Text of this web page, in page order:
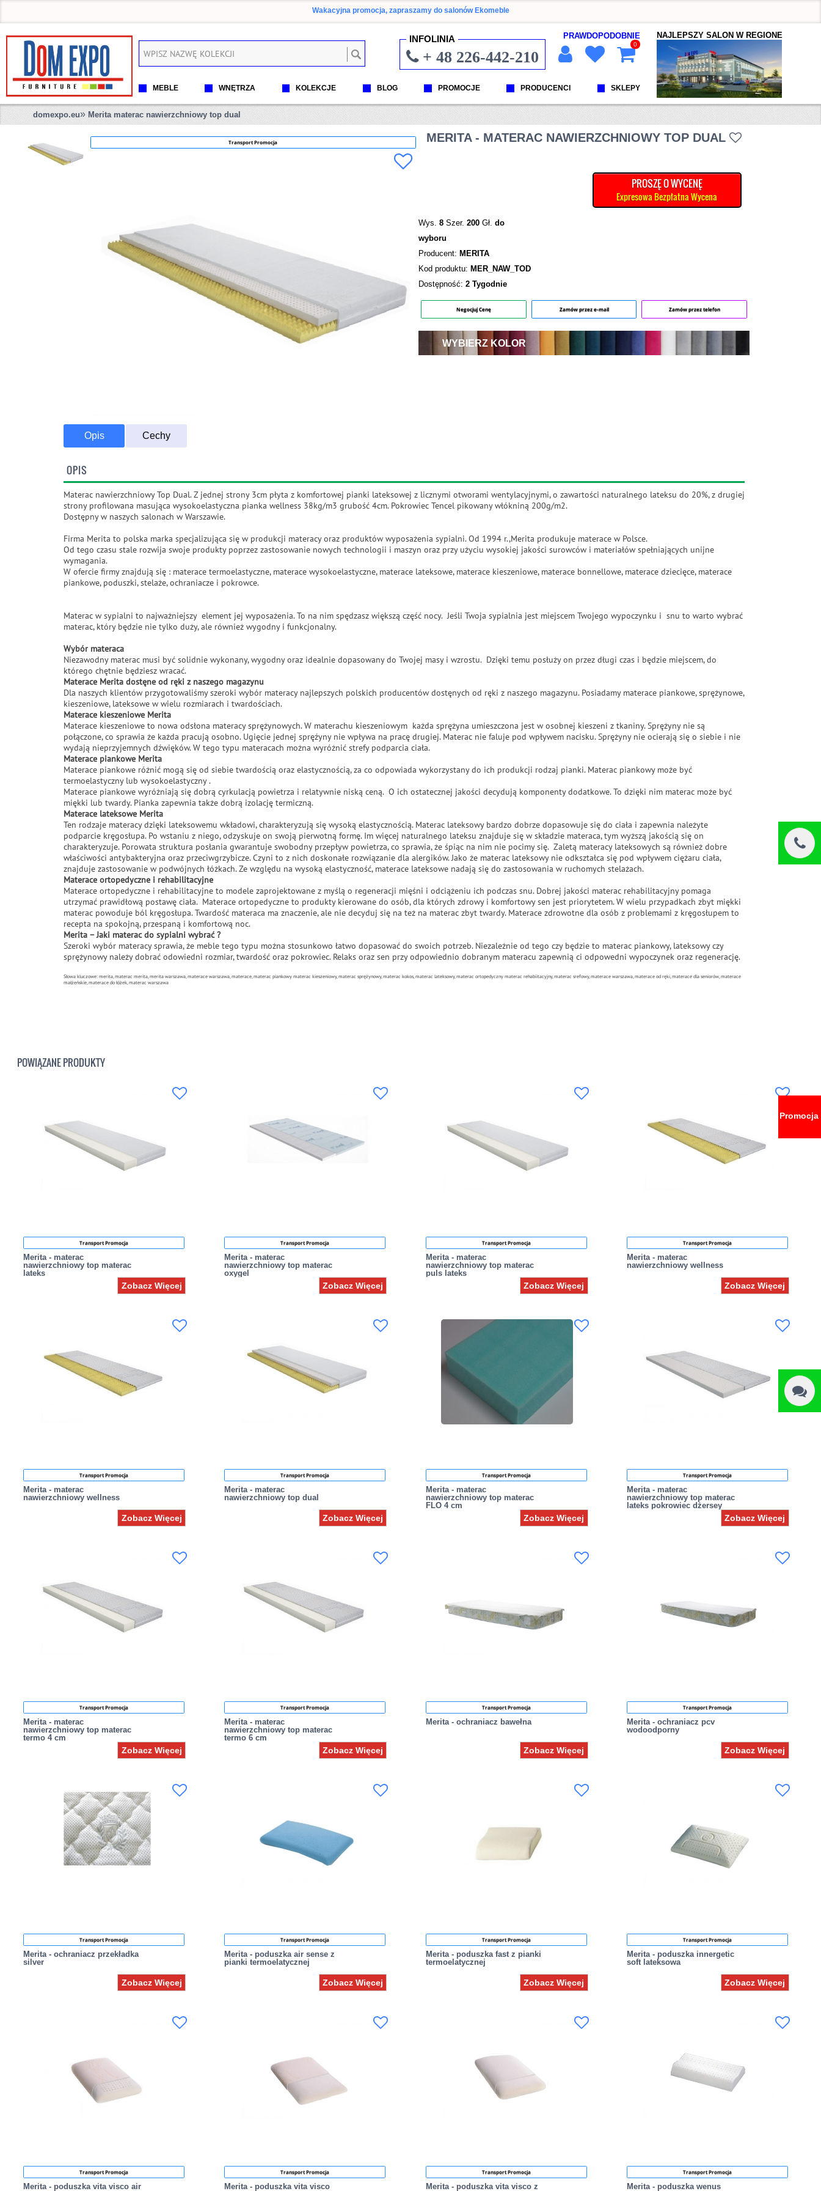
Wakacyjna promocja, zapraszamy do salonów Ekomeble
INFOLINIA
+ 48 226-442-210
PRAWDOPODOBNIE
0
MEBLE WNĘTRZA KOLEKCJE BLOG PROMOCJE PRODUCENCI SKLEPY
NAJLEPSZY SALON W REGIONE
domexpo.eu» Merita materac nawierzchniowy top dual
Transport Promocja MERITA - MATERAC NAWIERZCHNIOWY TOP DUAL
PROSZĘ O WYCENĘ
Expresowa Bezpłatna Wycena
Wys.8 Szer.200 Gł.do
wyboru
Producent: MERITA
Kod produktu: MER_NAW_TOD
Dostępność:2 Tygodnie
Negocjuj Cenę Zamów przez e-mail Zamów przez telefon
WYBIERZ KOLOR
Opis Cechy
OPIS
Materac nawierzchniowy Top Dual. Z jednej strony 3cm płyta z komfortowej pianki lateksowej z licznymi otworami wentylacyjnymi, o zawartości naturalnego lateksu do 20%, z drugiej
strony profilowana masująca wysokoelastyczna pianka wellness 38kg/m3 grubość 4cm. Pokrowiec Tencel pikowany włókniną 200g/m2.
Dostępny w naszych salonach w Warszawie.
Firma Merita to polska marka specjalizująca się w produkcji materacy oraz produktów wyposażenia sypialni. Od 1994 r.,Merita produkuje materace w Polsce.
Od tego czasu stale rozwija swoje produkty poprzez zastosowanie nowych technologii i maszyn oraz przy użyciu wysokiej jakości surowców i materiałów spełniających unijne
wymagania.
W ofercie firmy znajdują się : materace termoelastyczne, materace wysokoelastyczne, materace lateksowe, materace kieszeniowe, materace bonnellowe, materace dziecięce, materace
piankowe, poduszki, stelaże, ochraniacze i pokrowce.
Materac w sypialni to najważniejszy element jej wyposażenia. To na nim spędzasz większą część nocy. Jeśli Twoja sypialnia jest miejscem Twojego wypoczynku i snu to warto wybrać
materac, który będzie nie tylko duży, ale również wygodny i funkcjonalny.
Wybór materaca
Niezawodny materac musi być solidnie wykonany, wygodny oraz idealnie dopasowany do Twojej masy i wzrostu. Dzięki temu posłuży on przez długi czas i będzie miejscem, do
którego chętnie będziesz wracać.
Materace Merita dostęne od ręki z naszego magazynu
Dla naszych klientów przygotowaliśmy szeroki wybór materacy najlepszych polskich producentów dostęnych od ręki z naszego magazynu. Posiadamy materace piankowe, sprężynowe,
kieszeniowe, lateksowe w wielu rozmiarach i twardościach.
Materace kieszeniowe Merita
Materace kieszeniowe to nowa odsłona materacy sprężynowych. W materachu kieszeniowym każda sprężyna umieszczona jest w osobnej kieszeni z tkaniny. Sprężyny nie są
połączone, co sprawia że każda pracują osobno. Ugięcie jednej spręźyny nie wpływa na pracę drugiej. Materac nie faluje pod wpływem nacisku. Sprężyny nie ocierają się o siebie i nie
wydają nieprzyjemnych dźwięków. W tego typu materacach można wyróżnić strefy podparcia ciała.
Materace piankowe Merita
Materace piankowe różnić mogą się od siebie twardością oraz elastycznością, za co odpowiada wykorzystany do ich produkcji rodzaj pianki. Materac piankowy może być
termoelastyczny lub wysokoelastyczny .
Materace piankowe wyróżniają się dobrą cyrkulacją powietrza i relatywnie niską ceną. O ich ostatecznej jakości decydują komponenty dodatkowe. To dzięki nim materac może być
miękki lub twardy. Pianka zapewnia także dobrą izolację termiczną.
Materace lateksowe Merita
Ten rodzaje materacy dzięki lateksowemu wkładowi, charakteryzują się wysoką elastycznością. Materac lateksowy bardzo dobrze dopasowuje się do ciała i zapewnia należyte
podparcie kręgosłupa. Po wstaniu z niego, odzyskuje on swoją pierwotną formę. Im więcej naturalnego lateksu znajduje się w składzie materaca, tym wyższą jakością się on
charakteryzuje. Porowata struktura posłania gwarantuje swobodny przepływ powietrza, co sprawia, że śpiąc na nim nie pocimy się. Zaletą materacy lateksowych są również dobre
właściwości antybakteryjna oraz przeciwgrzybicze. Czyni to z nich doskonałe rozwiązanie dla alergików. Jako że materac lateksowy nie odkształca się pod wpływem ciężaru ciała,
znajduje zastosowanie w podwójnych łóżkach. Ze względu na wysoką elastyczność, materace lateksowe nadają się do zastosowania w ruchomych stelażach.
Materace ortopedyczne i rehabilitacyjne
Materace ortopedyczne i rehabilitacyjne to modele zaprojektowane z myślą o regeneracji mięśni i odciążeniu ich podczas snu. Dobrej jakości materac rehabilitacyjny pomaga
utrzymać prawidłową postawę ciała. Materace ortopedyczne to produkty kierowane do osób, dla których zdrowy i komfortowy sen jest priorytetem. W wielu przypadkach zbyt miękki
materac powoduje ból kręgosłupa. Twardość materaca ma znaczenie, ale nie decyduj się na też na materac zbyt twardy. Materace zdrowotne dla osób z problemami z kręgosłupem to
recepta na spokojną, przespaną i komfortową noc.
Merita – Jaki materac do sypialni wybrać ?
Szeroki wybór materacy sprawia, że meble tego typu można stosunkowo łatwo dopasować do swoich potrzeb. Niezależnie od tego czy będzie to materac piankowy, lateksowy czy
sprężynowy należy dobrać odowiedni rozmiar, twardość oraz pokrowiec. Relaks oraz sen przy odpowiednio dobranym materacu zapewnią ci odpowedni wypoczynek oraz regenerację.
Słowa kluczowe: merita, materac merita, merita warszawa, materace warszawa, materace, materac piankowy materac kieszeniowy, materac sprężynowy, materac kokos, materac lateksowy, materac ortopedyczny materac rehabiitacyjny, materac srefowy, materace warszawa, materace od ręki, materace dla seniorów, materace
małżeńskie, materace do łóżek, materac warszawa
POWIĄZANE PRODUKTY
Transport Promocja
Merita - materac
nawierzchniowy top materac
lateks
Zobacz Więcej
Transport Promocja
Merita - materac
nawierzchniowy top materac
oxygel
Zobacz Więcej
Transport Promocja
Merita - materac
nawierzchniowy top materac
puls lateks
Zobacz Więcej
Transport Promocja
Merita - materac
nawierzchniowy wellness
Zobacz Więcej
Transport Promocja
Merita - materac
nawierzchniowy wellness
Zobacz Więcej
Transport Promocja
Merita - materac
nawierzchniowy top dual
Zobacz Więcej
Transport Promocja
Merita - materac
nawierzchniowy top materac
FLO 4 cm
Zobacz Więcej
Transport Promocja
Merita - materac
nawierzchniowy top materac
lateks pokrowiec dżersey
Zobacz Więcej
Transport Promocja
Merita - materac
nawierzchniowy top materac
termo 4 cm
Zobacz Więcej
Transport Promocja
Merita - materac
nawierzchniowy top materac
termo 6 cm
Zobacz Więcej
Transport Promocja
Merita - ochraniacz bawełna
Zobacz Więcej
Transport Promocja
Merita - ochraniacz pcv
wodoodporny
Zobacz Więcej
Transport Promocja
Merita - ochraniacz przekładka
silver
Zobacz Więcej
Transport Promocja
Merita - poduszka air sense z
pianki termoelatycznej
Zobacz Więcej
Transport Promocja
Merita - poduszka fast z pianki
termoelatycznej
Zobacz Więcej
Transport Promocja
Merita - poduszka innergetic
soft lateksowa
Zobacz Więcej
Transport Promocja
Merita - poduszka vita visco air
Transport Promocja
Merita - poduszka vita visco
Transport Promocja
Merita - poduszka vita visco z
Transport Promocja
Merita - poduszka wenus
Promocja